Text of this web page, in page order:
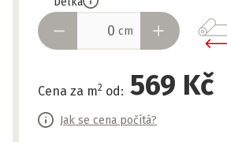
cm
Cena za m2 od: 569 Kč
Jak se cena počítá?